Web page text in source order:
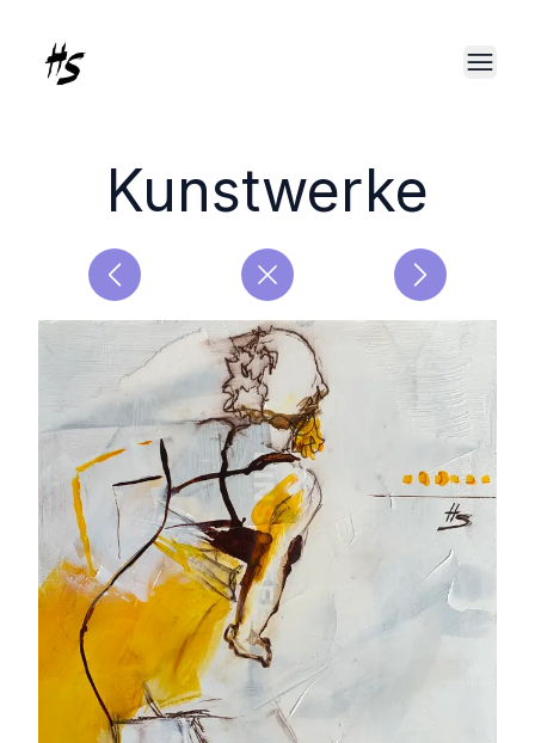
Kunstwerke